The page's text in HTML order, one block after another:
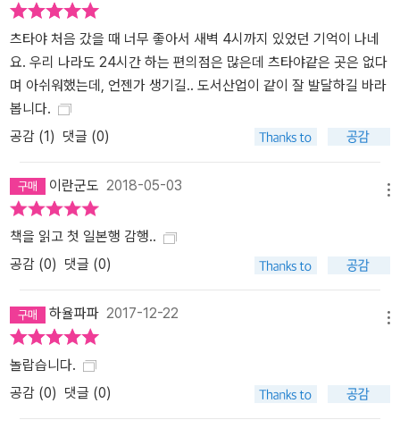
츠타야 처음 갔을 때 너무 좋아서 새벽 4시까지 있었던 기억이 나네
요. 우리 나라도 24시간 하는 편의점은 많은데 츠타야같은 곳은 없다
며 아쉬워했는데, 언젠가 생기길.. 도서산업이 같이 잘 발달하길 바라
봅니다.
공감 (1) 댓글 (0)
이란군도 2018-05-03
책을 읽고 첫 일본행 감행..
공감 (0) 댓글 (0)
하율파파 2017-12-22
놀랍습니다.
공감 (0) 댓글 (0)